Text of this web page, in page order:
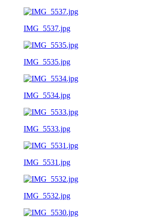
IMG_5537.jpg
IMG_5535.jpg
IMG_5534.jpg
IMG_5533.jpg
IMG_5531.jpg
IMG_5532.jpg